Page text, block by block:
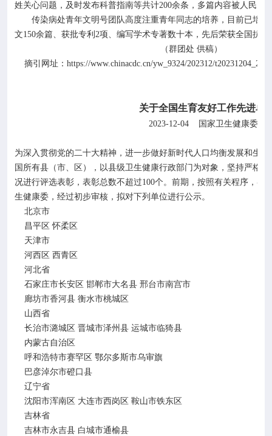
姓关心问题，及时发布科普指南等共计200余条，多篇内容被人民日
传染病处青年文明号团队高度注重青年同志的培养，目前已培养
文150余篇、获批专利 2项、编写学术专著数十本，先后荣获全国抗
（群团处 供稿）
摘引网址： https://www.chinacdc.cn/yw_9324/202312/
关于全国生育友好工作先进单
2023-12-04 国家卫生健康委员
为深入贯彻党的二十大精神，进一步做好新时代人口均衡发展和生
国所有县（市、区），以县级卫生健康行政部门为对象，坚持严格
况进行评选表彰，表彰总数不超过100个。前期，按照有关程序，各
生健康委，经过初步审核，拟对下列单位进行公示。
北京市
昌平区 怀柔区
天津市
河西区 西青区
河北省
石家庄市长安区 邯郸市大名县 邢台市南宫市
廊坊市香河县 衡水市桃城区
山西省
长治市潞城区 晋城市泽州县 运城市临猗县
内蒙古自治区
呼和浩特市赛罕区 鄂尔多斯市乌审旗
巴彦淖尔市磴口县
辽宁省
沈阳市浑南区 大连市西岗区 鞍山市铁东区
吉林省
吉林市永吉县 白城市通榆县